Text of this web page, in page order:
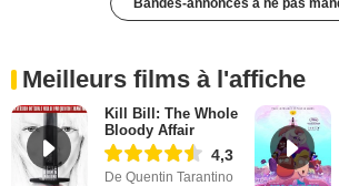
Meilleurs films à l'affiche
Kill Bill: The Whole
Bloody Affair
4,3
De Quentin Tarantino